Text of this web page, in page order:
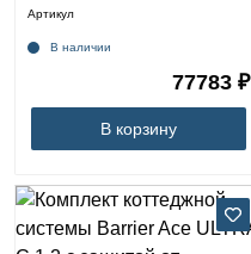
Артикул
В наличии
77783 ₽
В корзину